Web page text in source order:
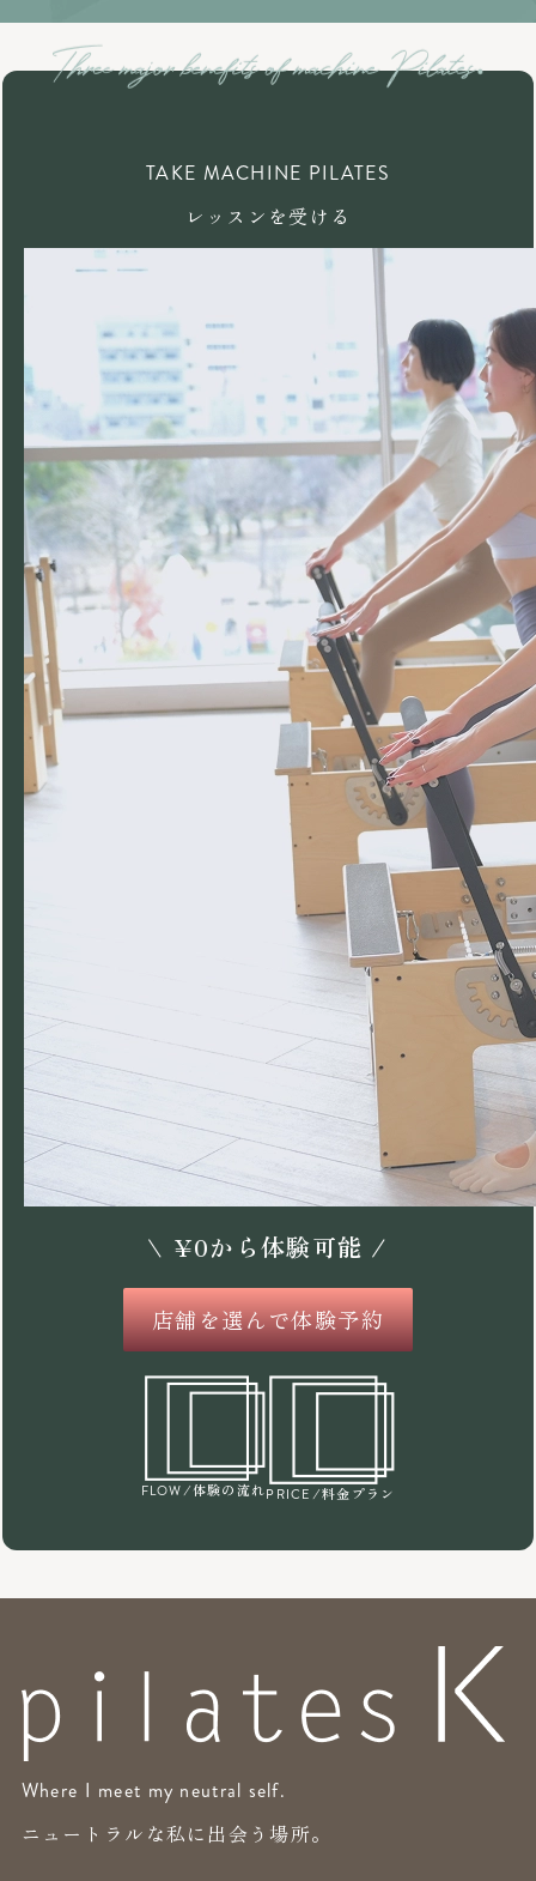
TAKE MACHINE PILATES
レッスンを受ける
\ ¥0から体験可能 /
店舗を選んで体験予約
FLOW /体験の流れPRICE /料金プラン
Where I meet my neutral self.
ニュートラルな私に出会う場所。